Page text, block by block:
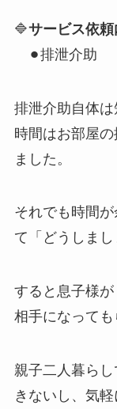
🔷サービス依頼
⚫︎排泄介助
排泄介助自体
時間はお部屋
ました。
それでも時間
て「どうしま
すると息子様
相手になっても
親子二人暮ら
きないし、気